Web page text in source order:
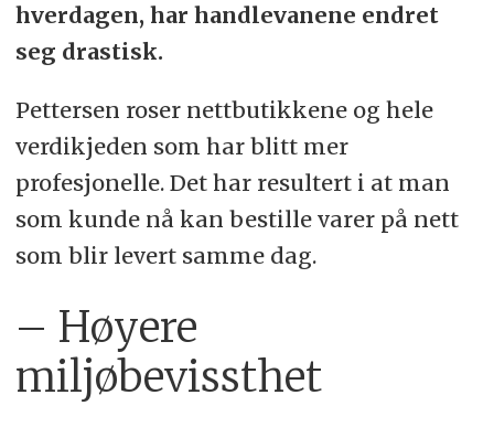
hverdagen, har handlevanene endret
seg drastisk.
Pettersen roser nettbutikkene og hele
verdikjeden som har blitt mer
profesjonelle. Det har resultert i at man
som kunde nå kan bestille varer på nett
som blir levert samme dag.
– Høyere
miljøbevissthet